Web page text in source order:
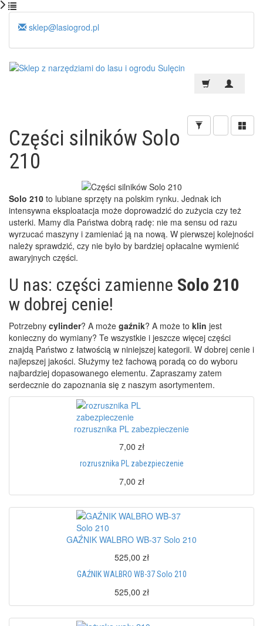
sklep@lasiogrod.pl
Części silników Solo
210
Solo 210 to lubiane sprzęty na polskim rynku. Jednak ich
intensywna eksploatacja może doprowadzić do zużycia czy też
usterki. Mamy dla Państwa dobrą radę: nie ma sensu od razu
wyrzucać maszyny i zamieniać ją na nową. W pierwszej kolejności
należy sprawdzić, czy nie było by bardziej opłacalne wymienić
awaryjnych części.
U nas: części zamienne Solo 210
w dobrej cenie!
Potrzebny cylinder? A może gaźnik? A może to klin jest
konieczny do wymiany? Te wszystkie i jeszcze więcej części
znajdą Państwo z łatwością w niniejszej kategorii. W dobrej cenie i
najlepszej jakości. Służymy też fachową poradą co do wyboru
najbardziej dopasowanego elementu. Zapraszamy zatem
serdecznie do zapoznania się z naszym asortymentem.
rozrusznika PL zabezpieczenie
7,00 zł
rozrusznika PL zabezpieczenie
7,00 zł
GAŹNIK WALBRO WB-37 Solo 210
525,00 zł
GAŹNIK WALBRO WB-37 Solo 210
525,00 zł